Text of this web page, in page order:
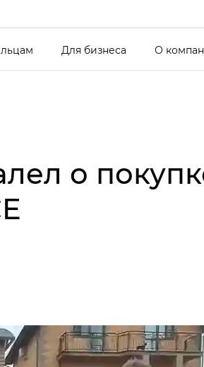
Для бизнеса О
о